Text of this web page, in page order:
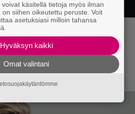
taatusti repinyt
käsitellä tietoja myös ilman
siihen oikeutettu peruste. Voit
asetuksiasi milloin tahansa
Hyväksyn kaikki
Omat valintani